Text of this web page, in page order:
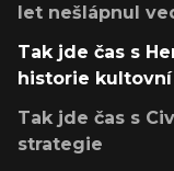
let nešlápnul
Tak jde čas s
historie
Tak jde čas s
strategie